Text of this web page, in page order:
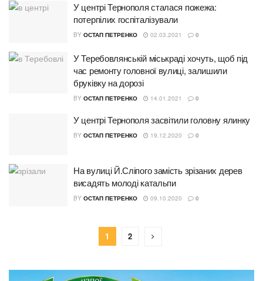
У центрі Тернополя сталася пожежа:
потерпілих госпіталізували
BY ОСТАП ПЕТРЕНКО 02.03.2021 0
У Теребовлянській міськраді хочуть, щоб під
час ремонту головної вулиці, залишили
бруківку на дорозі
BY ОСТАП ПЕТРЕНКО 14.01.2021 0
У центрі Тернополя засвітили головну ялинку
BY ОСТАП ПЕТРЕНКО 19.12.2020 0
На вулиці Й.Сліпого замість зрізаних дерев
висадять молоді катальпи
BY ОСТАП ПЕТРЕНКО 09.10.2020 0
1 2